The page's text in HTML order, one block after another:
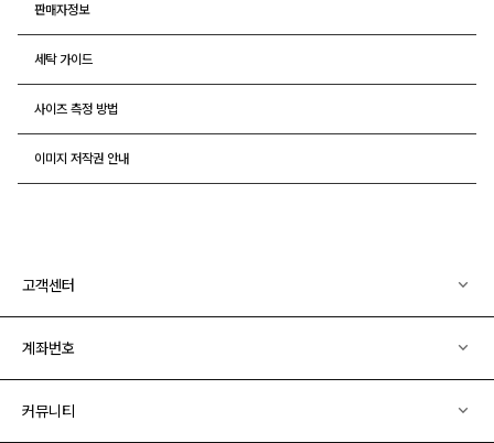
판매자정보
세탁 가이드
사이즈 측정 방법
이미지 저작권 안내
고객센터
계좌번호
커뮤니티